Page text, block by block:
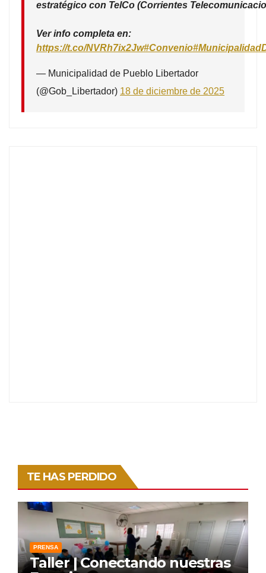
estratégico con TelCo (Corrientes
Ver info completa en:
https://t.co/NVRh7ix2Jw#Convenio
— Municipalidad de Pueblo Libertador
(@Gob_Libertador) 18 de diciembre de 2025
TE HAS PERDIDO
PRENSA
Taller | Conectando nuestras